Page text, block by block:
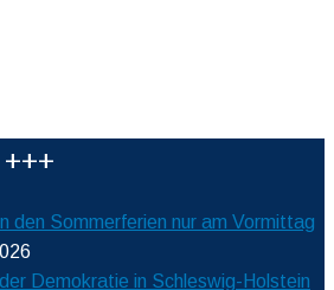
den Sommerferien nur am Vormittag
Demokratie in Schleswig-Holstein